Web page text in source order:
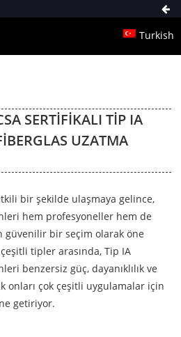
Turkish
SERTIFIKALI TIP IA
UZATMA
bir şekilde ulaşmaya gelince,
hem profesyoneller hem de
güvenilir bir seçim olarak öne
tipler arasında, Tip IA
benzersiz güç, dayanıklılık ve
onları çok çeşitli uygulamalar için
getiriyor.